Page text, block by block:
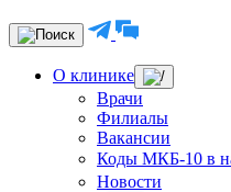
О клинике
Врачи
Филиалы
Вакансии
Коды МКБ-10 в
Новости